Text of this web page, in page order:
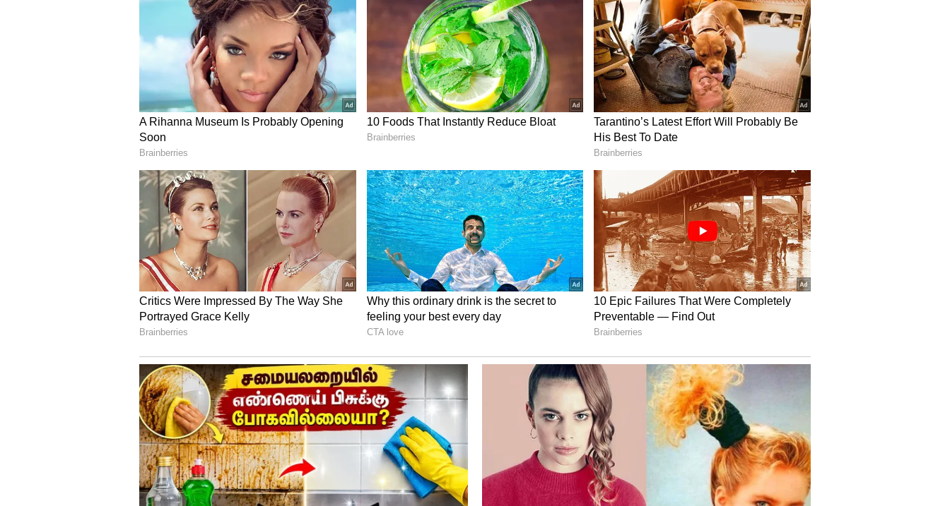
6
Andrea Jeremiah:
அந்த வரிசையில் மற்றுமொரு படைப்பாக ஆண்ட்ரியா, தற்போது மிஷ்கின்
இப்படத்தில் படத்தின் தேவைக்கு ஏற்ப சில காட்சிகளில் ஆடையில்லாமல்
ஆண்ட்ரியா நடித்துள்ளார்.
மேலும் படிக்க....Sreenidhi: சிம்பு எனக்கு அண்ணன் மாதிரி...பேட்டியில்
அந்தர் பல்டி அடித்த ஸ்ரீநிதி...? ஷாக்கான நெட்டிசன்கள்..